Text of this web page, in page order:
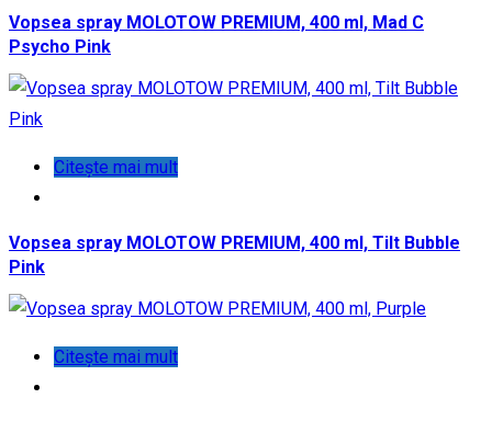
Vopsea spray MOLOTOW PREMIUM, 400 ml, Mad C
Psycho Pink
Citește mai mult
Vopsea spray MOLOTOW PREMIUM, 400 ml, Tilt Bubble
Pink
Citește mai mult